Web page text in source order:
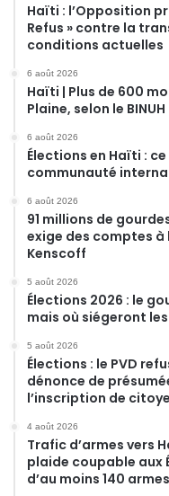
Haïti : l’Opposition
Refus » contre la
conditions actuelles
6 août 2026
Haïti | Plus de 600
Plaine, selon le BINUH
6 août 2026
Élections en Haïti :
communauté
6 août 2026
91 millions de
exige des comptes
Kenscoff
5 août 2026
Élections 2026 : le
mais où siégeront
5 août 2026
Élections : le PVD
dénonce de
l’inscription de
4 août 2026
Trafic d’armes vers
plaide coupable aux
d’au moins 140 armes